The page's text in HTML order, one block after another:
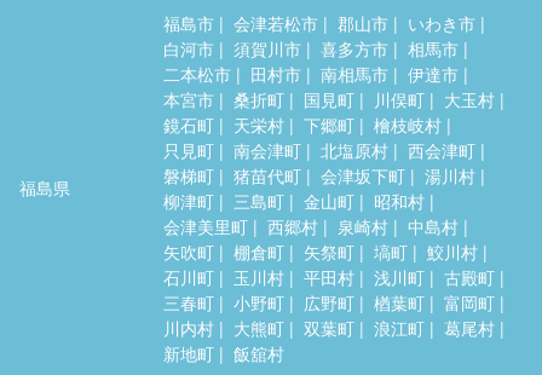
福島県
福島市 会津若松市 郡山市
いわき市
白河市
須賀川市 喜多方市
相馬市
二本松市
田村市 南相馬市
伊達市
本宮市
桑折町 国見町 川俣町
大玉村
鏡石町
天栄村 下郷町
檜枝岐村
只見町
南会津町 北塩原村
西会津町
磐梯町
猪苗代町 会津坂下町
湯川村
柳津町
三島町 金山町
昭和村
会津美里町
西郷村 泉崎村
中島村
矢吹町
棚倉町 矢祭町 塙町
鮫川村
石川町
玉川村 平田村 浅川町
古殿町
三春町
小野町 広野町 楢葉町
富岡町
川内村
大熊町 双葉町 浪江町
葛尾村
新地町
飯舘村